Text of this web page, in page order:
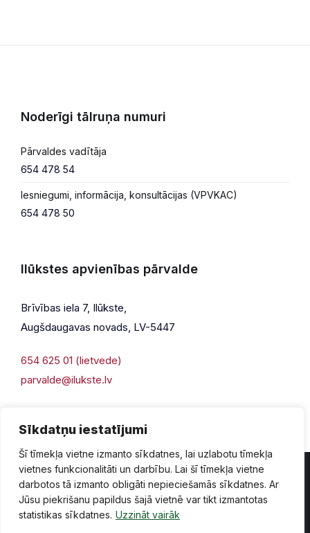
Sīkdatņu iestatījumi
Šī tīmekļa vietne izmanto sīkdatnes, lai uzlabotu tīmekļa
vietnes funkcionalitāti un darbību. Lai šī tīmekļa vietne
darbotos tā izmanto obligāti nepieciešamās sīkdatnes. Ar
Jūsu piekrišanu papildus šajā vietnē var tikt izmantotas
statistikas sīkdatnes. Uzzināt vairāk
Noderīgi tālruņa numuri
Pārvaldes vadītāja
654 478 54
Iesniegumi, informācija, konsultācijas (VPVKAC)
654 478 50
Ilūkstes apvienības pārvalde
Brīvības iela 7, Ilūkste,
Augšdaugavas novads, LV-5447
654 625 01 (lietvede)
parvalde@ilukste.lv
Privātuma politika Piekļūstamība
Lapas karte